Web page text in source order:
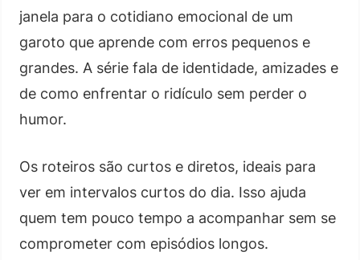
janela para o cotidiano emocional de um
garoto que aprende com erros pequenos e
grandes. A série fala de identidade, amizades e
de como enfrentar o ridículo sem perder o
humor.
Os roteiros são curtos e diretos, ideais para
ver em intervalos curtos do dia. Isso ajuda
quem tem pouco tempo a acompanhar sem se
comprometer com episódios longos.